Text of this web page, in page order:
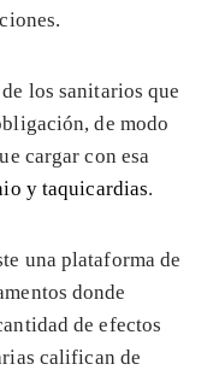
los sanitarios que
de modo
cargar con esa
y taquicardias.
una plataforma de
donde
de efectos
califican de